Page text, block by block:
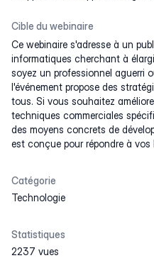
Cible du webinaire
Ce webinaire s'adresse à un
informatiques cherchant à
soyez un professionnel aguerri
l'événement propose des
tous. Si vous souhaitez
techniques commerciales
des moyens concrets de
est conçue pour répondre à vos
Catégorie
Technologie
Statistiques
2237 vues